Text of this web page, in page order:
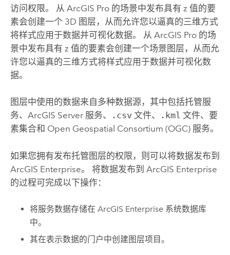
访问权限。 从 ArcGIS Pro的场景中发布具有 z 值的要
素会创建一个 3D 图层，从而允许您以逼真的三维方式
将样式应用于数据并可视化数据。 从 ArcGIS Pro的场
景中发布具有 z 值的要素会创建一个场景图层，从而允
许您以逼真的三维方式将样式应用于数据并可视化数
据。
图层中使用的数据来自多种数据源，其中包括托管服
务、 ArcGIS Server服务、 .csv文件、 .kml 文件、要
素集合和 Open Geospatial Consortium (OGC)服务。
如果您拥有发布托管图层的权限，则可以将数据发布到
ArcGIS Enterprise。 将数据发布到 ArcGIS Enterprise
的过程可完成以下操作：
将服务数据存储在ArcGIS Enterprise 系统数据库
中。
其在表示数据的门户中创建图层项目。